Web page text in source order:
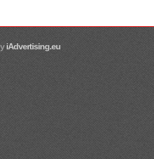
iAdvertising.eu